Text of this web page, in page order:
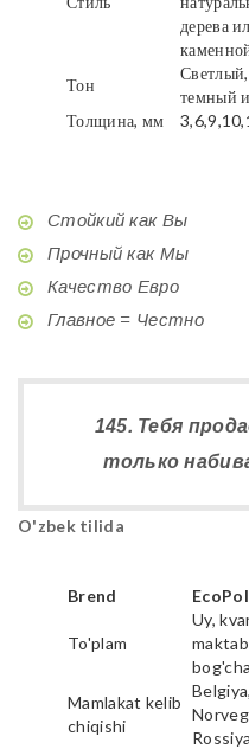
дерева
Тон
темный
Толщина, мм
Стойкий как Вы
Прочный как Мы
Качество Евро
Главное = Честно
145. Тебя
только
O'zbek tilida
Brend
To'plam
Uy,
Mamlakat kelib
chiqishi